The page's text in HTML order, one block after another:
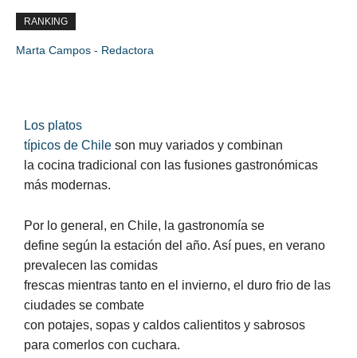
RANKING
Marta Campos - Redactora
Los platos
típicos de Chile son muy variados y combinan
la cocina tradicional con las fusiones gastronómicas
más modernas.
Por lo general, en Chile, la gastronomía se
define según la estación del año. Así pues, en verano
prevalecen las comidas
frescas mientras tanto en el invierno, el duro frio de las
ciudades se combate
con potajes, sopas y caldos calientitos y sabrosos
para comerlos con cuchara.